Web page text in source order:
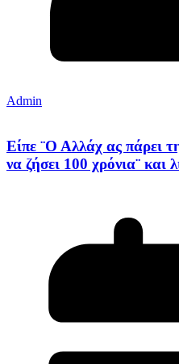
Admin
Είπε ¨Ο Αλλάχ ας πάρει
να ζήσει 100 χρόνια¨ και